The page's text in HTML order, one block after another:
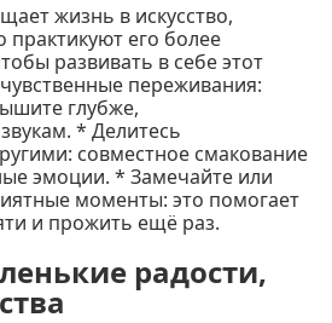
жизнь в искусство,
его более
развивать в себе этот
переживания:
глубже,
* Делитесь
совместное смакование
эмоции. * Замечайте или
моменты: это помогает
и прожить ещё раз.
радости,